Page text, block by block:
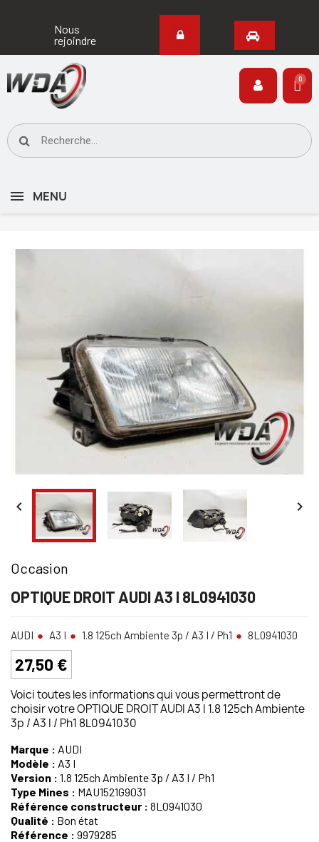
Nous
rejoindre
MENU
 
Occasion
OPTIQUE DROIT AUDI A3 I 8L0941030
AUDI A3 I 1.8 125ch Ambiente 3p / A3 I / Ph1 8L0941030
27,50 €
Voici toutes les informations qui vous permettront de
choisir votre OPTIQUE DROIT AUDI A3 I 1.8 125ch Ambiente
3p / A3 I / Ph1 8L0941030
Marque : AUDI
Modèle : A3 I
Version : 1.8 125ch Ambiente 3p / A3 I / Ph1
Type Mines : MAU1521G9031
Référence constructeur : 8L0941030
Qualité : Bon état
Référence : 9979285